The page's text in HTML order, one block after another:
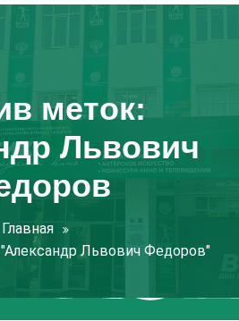
меток:
Львович
Главная
Львович Федоров"